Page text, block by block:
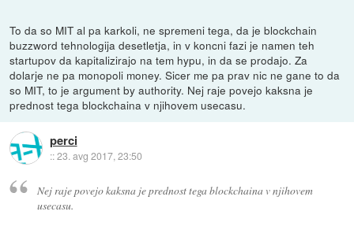
To da so MIT al pa karkoli, ne spremeni tega, da je blockchain
buzzword tehnologija desetletja, in v koncni fazi je namen teh
startupov da kapitalizirajo na tem hypu, in da se prodajo. Za
dolarje ne pa monopoli money. Sicer me pa prav nic ne gane to da
so MIT, to je argument by authority. Nej raje povejo kaksna je
prednost tega blockchaina v njihovem usecasu.
perci
::23. avg 2017, 23:50
Nej raje povejo kaksna je prednost tega blockchaina v njihovem
usecasu.